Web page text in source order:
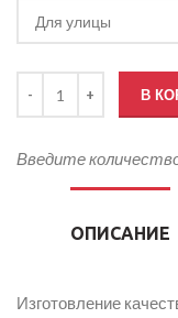
В
Введите
ОПИСАНИЕ
Изготовление